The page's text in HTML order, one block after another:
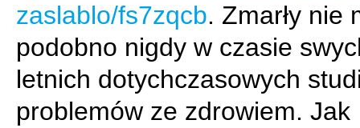
zaslablo/fs7zqcb. Zmarły nie
podobno nigdy w czasie
letnich dotychczasowych
problemów ze zdrowiem. Jak